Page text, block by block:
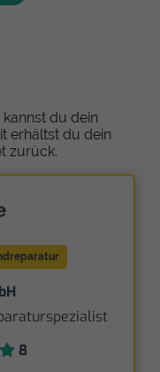
du dein
erhältst du dein
zurück.
8